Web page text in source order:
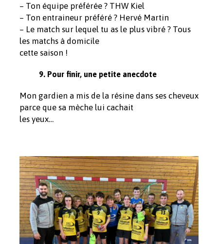
– Ton équipe préférée ? THW Kiel
– Ton entraineur préféré ? Hervé Martin
– Le match sur lequel tu as le plus vibré ? Tous
les matchs à domicile
cette saison !
9. Pour finir, une petite anecdote
Mon gardien a mis de la résine dans ses cheveux
parce que sa mèche lui cachait
les yeux…